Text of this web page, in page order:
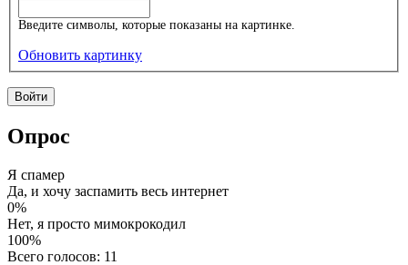
Введите символы, которые показаны на картинке.
Обновить картинку
Опрос
Я спамер
Да, и хочу заспамить весь интернет
0%
Нет, я просто мимокрокодил
100%
Всего голосов: 11